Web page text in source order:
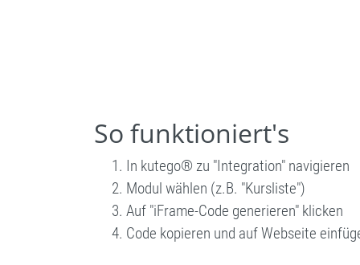
So funktioniert's
In kutego® zu "Integration" navigieren
Modul wählen (z.B. "Kursliste")
Auf "iFrame-Code generieren" klicken
Code kopieren und auf Webseite